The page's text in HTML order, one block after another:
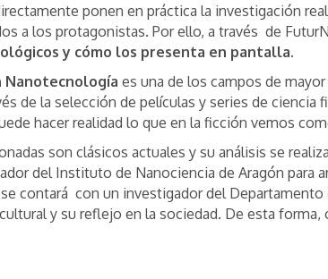
ponen en práctica la investigación
a los protagonistas. Por ello, a través de
y cómo los presenta en pantalla.
Nanotecnología es una de los campos de
de la selección de películas y series de
hacer realidad lo que en la ficción vemos
son clásicos actuales y su análisis se
del Instituto de Nanociencia de Aragón para
contará con un investigador del Departamento
y su reflejo en la sociedad. De esta